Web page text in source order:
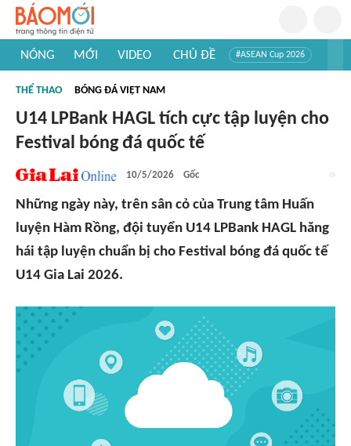
NÓNG MỚI VIDEO CHỦ ĐỀ #ASEAN Cup 2026
#Khám phá thế giới
THỂ THAO BÓNG ĐÁ VIỆT NAM
U14 LPBank HAGL tích cực tập luyện cho
Festival bóng đá quốc tế
10/5/2026 Gốc
Những ngày này, trên sân cỏ của Trung tâm Huấn
luyện Hàm Rồng, đội tuyển U14 LPBank HAGL hăng
hái tập luyện chuẩn bị cho Festival bóng đá quốc tế
U14 Gia Lai 2026.